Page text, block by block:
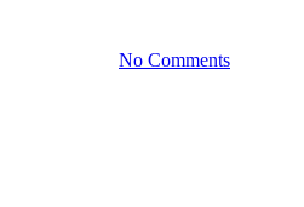
No Comments